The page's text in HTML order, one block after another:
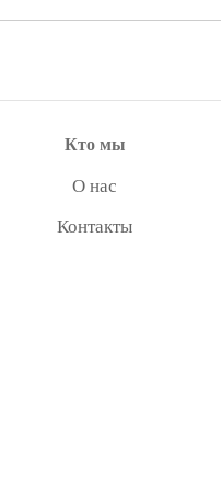
Кто мы
О нас
Контакты